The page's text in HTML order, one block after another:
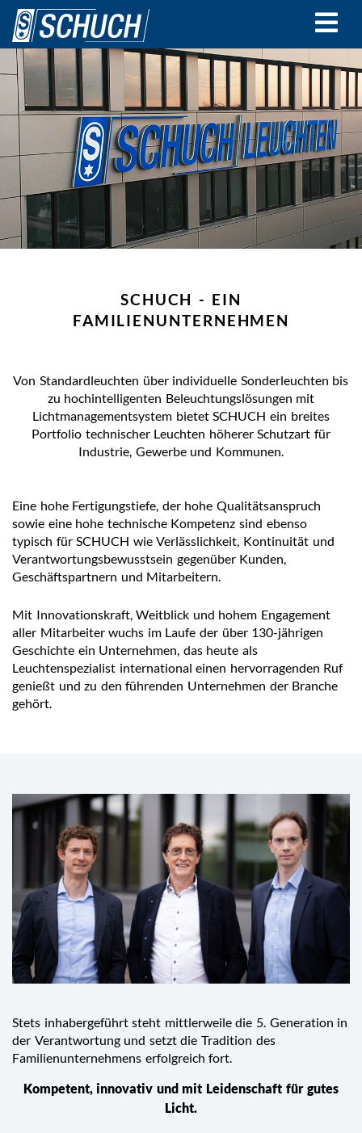
Direkt
zum
Inhalt
SCHUCH - EIN
FAMILIENUNTERNEHMEN
Von Standardleuchten über individuelle Sonderleuchten bis
zu hochintelligenten Beleuchtungslösungen mit
Lichtmanagementsystem bietet SCHUCH ein breites
Portfolio technischer Leuchten höherer Schutzart für
Industrie, Gewerbe und Kommunen.
Eine hohe Fertigungstiefe, der hohe Qualitätsanspruch
sowie eine hohe technische Kompetenz sind ebenso
typisch für SCHUCH wie Verlässlichkeit, Kontinuität und
Verantwortungsbewusstsein gegenüber Kunden,
Geschäftspartnern und Mitarbeitern.
Mit Innovationskraft, Weitblick und hohem Engagement
aller Mitarbeiter wuchs im Laufe der über 130-jährigen
Geschichte ein Unternehmen, das heute als
Leuchtenspezialist international einen hervorragenden Ruf
genießt und zu den führenden Unternehmen der Branche
gehört.
Stets inhabergeführt steht mittlerweile die 5. Generation in
der Verantwortung und setzt die Tradition des
Familienunternehmens erfolgreich fort.
Kompetent, innovativ und mit Leidenschaft für gutes
Licht.